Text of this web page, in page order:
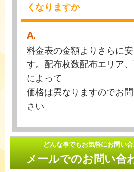
くなりますか
A.
料金表の金額よりさらに
す。配布枚数配布エリア
によって
価格は異なりますのでお
さい
どんな事でもお気軽にお問い合
メールでのお問い合